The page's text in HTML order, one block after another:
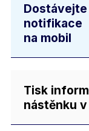
Dostávejte
notifikace
na mobil
Tisk
nástěnku